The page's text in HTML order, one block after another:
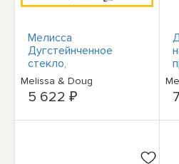
Мелисса
Дугстейнченное
стекло,
изготовленное легко -
Единорог
Melissa & Doug
5 622 ₽